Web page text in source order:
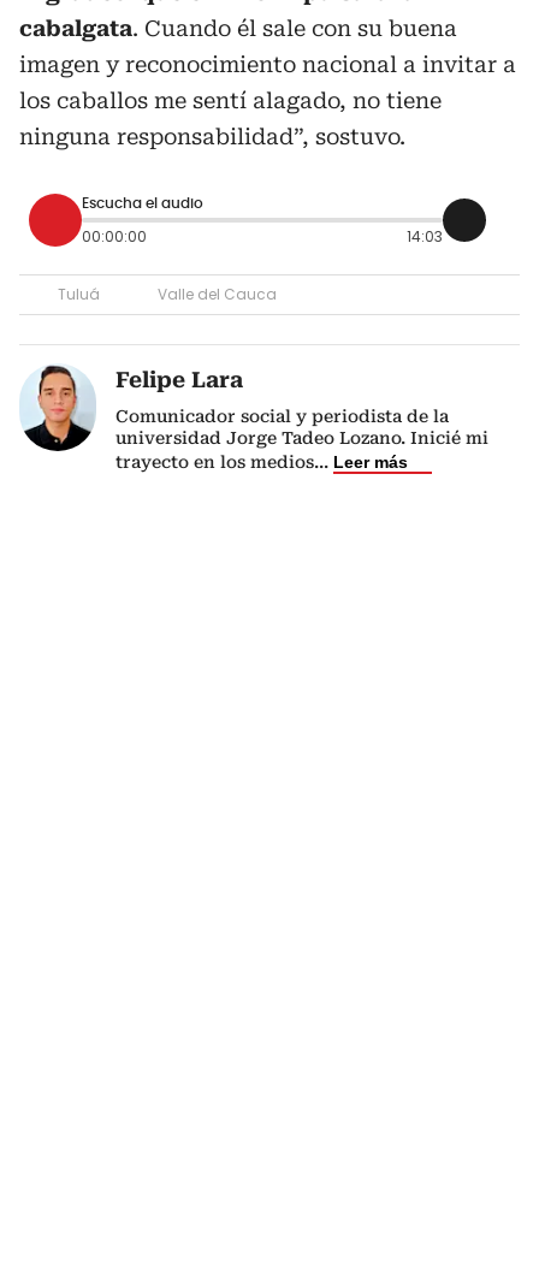
cabalgata. Cuando él sale con su buena
imagen y reconocimiento nacional a invitar a
los caballos me sentí alagado, no tiene
ninguna responsabilidad”, sostuvo.
Escucha el audio
00:00:00 14:03
Tuluá Valle del Cauca
Felipe Lara
Comunicador social y periodista de la
universidad Jorge Tadeo Lozano. Inicié mi
trayecto en los medios... Leer más